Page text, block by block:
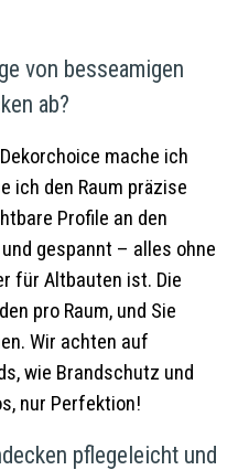
von besseamigen
ab?
mache ich
ich den Raum präzise
Profile an den
gespannt – alles ohne
für Altbauten ist. Die
pro Raum, und Sie
Wir achten auf
wie Brandschutz und
nur Perfektion!
pflegeleicht und